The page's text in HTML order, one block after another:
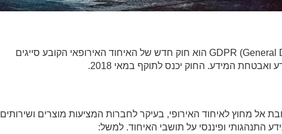
ה-GDPR (General Data Protection Regulation) הוא חוק חדש של האיחוד האירופאי הקובע סייגים
המידע. החוק יכנס לתוקף במאי 2018.
מחוץ לאיחוד האירופי, בעיקר לחברות המציעות מוצרים ושירותים
התנהגותי ופיננסי על תושבי האיחוד. למשל: